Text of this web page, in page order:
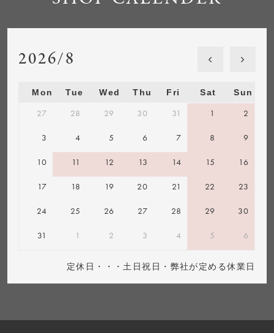
2026/8
Mon Tue Wed Thu Fri Sat Sun
27 28 29 30 31 1 2
3 4 5 6 7 8 9
10 11 12 13 14 15 16
17 18 19 20 21 22 23
24 25 26 27 28 29 30
31 1 2 3 4 5 6
定休日・・・土日祝日・弊社が定める休業日